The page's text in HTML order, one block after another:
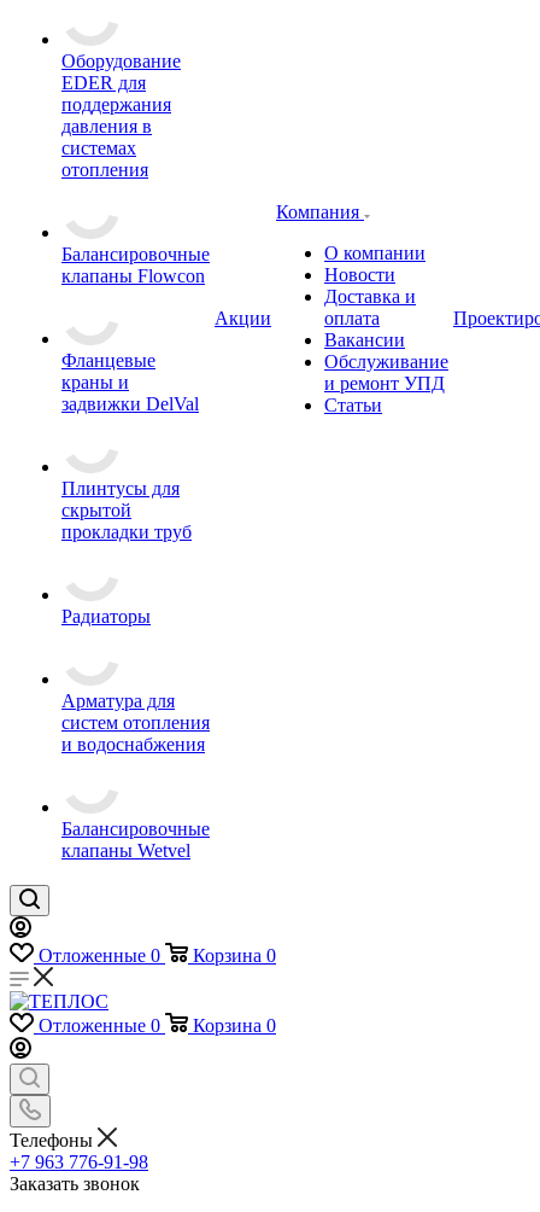
Оборудование
EDER для
поддержания
давления в
системах
отопления
Балансировочные
клапаны Flowcon
Фланцевые
краны и
задвижки DelVal
Плинтусы для
скрытой
прокладки труб
Радиаторы
Арматура для
систем отопления
и водоснабжения
Балансировочные
клапаны Wetvel
Акции
Компания
О компании
Новости
Доставка и
оплата
Вакансии
Обслуживание
и ремонт УПД
Статьи
Отложенные 0 Корзина 0
Отложенные 0 Корзина 0
Телефоны
+7 963 776-91-98
Заказать звонок